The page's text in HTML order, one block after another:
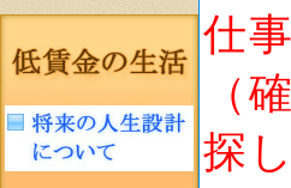
仕
（
探し